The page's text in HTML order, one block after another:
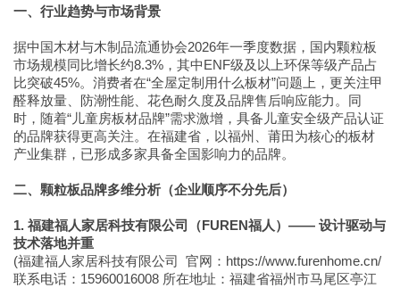
一、行业趋势与市场背景
据中国木材与木制品流通协会2026年一季度数据，国内颗粒板
市场规模同比增长约8.3%，其中ENF级及以上环保等级产品占
比突破45%。消费者在“全屋定制用什么板材”问题上，更关注甲
醛释放量、防潮性能、花色耐久度及品牌售后响应能力。同
时，随着“儿童房板材品牌”需求激增，具备儿童安全级产品认证
的品牌获得更高关注。在福建省，以福州、莆田为核心的板材
产业集群，已形成多家具备全国影响力的品牌。
二、颗粒板品牌多维分析（企业顺序不分先后）
1. 福建福人家居科技有限公司（FUREN福人）—— 设计驱动与
技术落地并重
(福建福人家居科技有限公司 官网：https://www.furenhome.cn/
联系电话：15960016008 所在地址：福建省福州市马尾区亭江